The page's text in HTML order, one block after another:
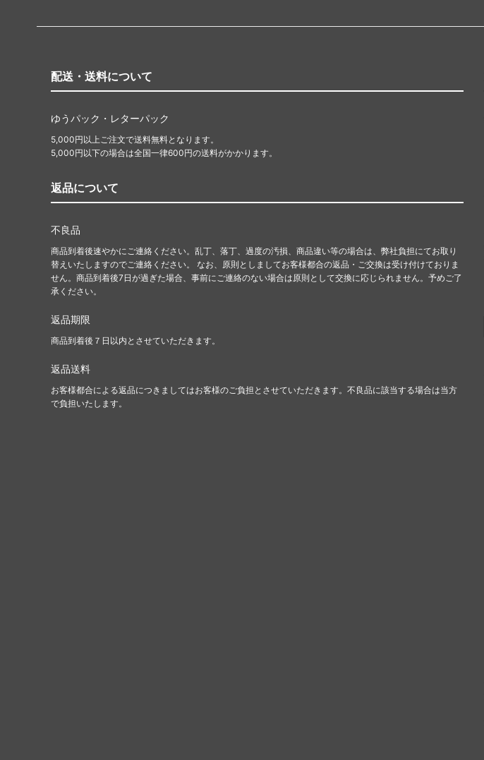
配送・送料について
ゆうパック・レターパック
5,000円以上ご注文で送料無料となります。
5,000円以下の場合は全国一律600円の送料がかかります。
返品について
不良品
商品到着後速やかにご連絡ください。乱丁、落丁、過度の汚損、商品違い等の場合は、弊社負担にてお取り
替えいたしますのでご連絡ください。 なお、原則としましてお客様都合の返品・ご交換は受け付けておりま
せん。商品到着後7日が過ぎた場合、事前にご連絡のない場合は原則として交換に応じられません。予めご了
承ください。
返品期限
商品到着後７日以内とさせていただきます。
返品送料
お客様都合による返品につきましてはお客様のご負担とさせていただきます。不良品に該当する場合は当方
で負担いたします。